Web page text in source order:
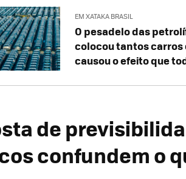
EM XATAKA BRASIL
O pesadelo das
colocou tantos carros
causou o efeito que
de
confundem o